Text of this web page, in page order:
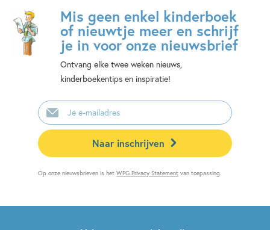
Mis geen enkel kinderboek
of nieuwtje meer en schrijf
je in voor onze nieuwsbrief
Ontvang elke twee weken nieuws,
kinderboekentips en inspiratie!
E-
mailadres
Naar inschrijven
Op onze nieuwsbrieven is hetWPG Privacy Statement van toepassing.